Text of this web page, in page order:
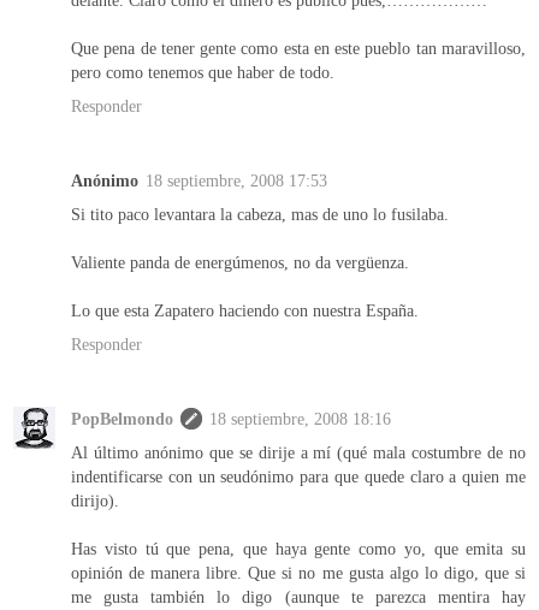
Que pena de tener gente como esta en este pueblo tan maravilloso,
pero como tenemos que haber de todo.
Responder
Anónimo 18 septiembre, 2008 17:53
Si tito paco levantara la cabeza, mas de uno lo fusilaba.
Valiente panda de energúmenos, no da vergüenza.
Lo que esta Zapatero haciendo con nuestra España.
Responder
PopBelmondo
18 septiembre, 2008 18:16
Al último anónimo que se dirije a mí (qué mala costumbre de no
indentificarse con un seudónimo para que quede claro a quien me
dirijo).
Has visto tú que pena, que haya gente como yo, que emita su
opinión de manera libre. Que si no me gusta algo lo digo, que si
me gusta también lo digo (aunque te parezca mentira hay